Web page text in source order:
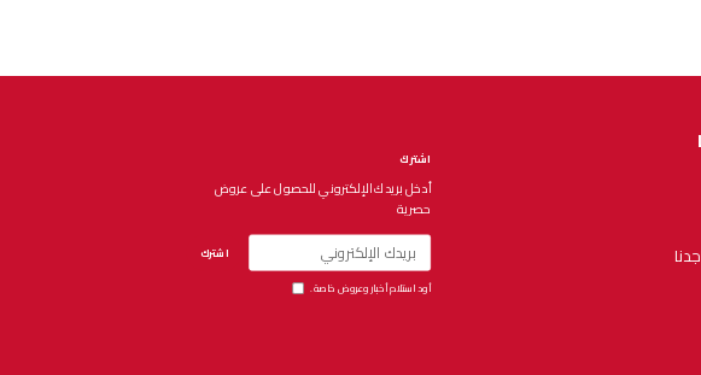
اشترك
أدخل بريدك الإلكتروني للحصول على عروض
حصرية
اشترك
أود استلام أخبار وعروض خاصة.